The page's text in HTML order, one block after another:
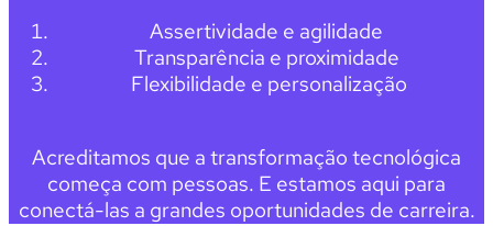
Assertividade e agilidade
Transparência e proximidade
Flexibilidade e personalização
Acreditamos que a transformação tecnológica
começa com pessoas. E estamos aqui para
conectá-las a grandes oportunidades de carreira.